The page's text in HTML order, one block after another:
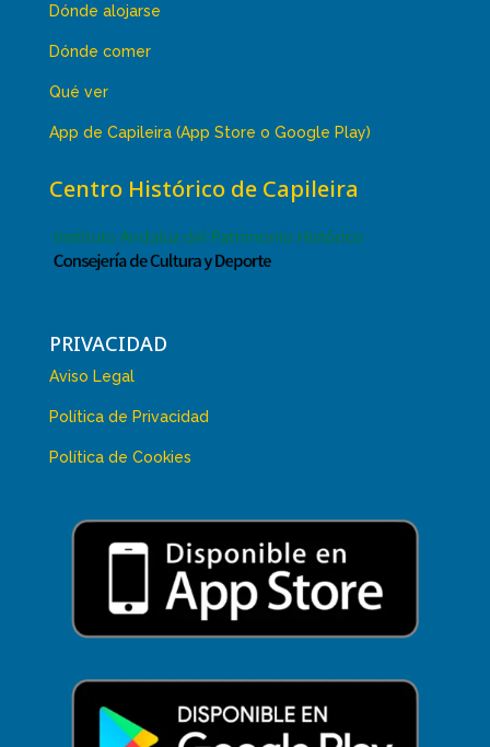
Dónde alojarse
Dónde comer
Qué ver
App de Capileira (App Store o Google Play)
Centro Histórico de Capileira
PRIVACIDAD
Aviso Legal
Política de Privacidad
Política de Cookies